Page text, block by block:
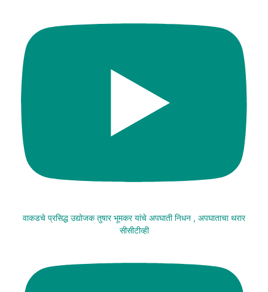
वाकडचे प्रसिद्ध उद्योजक तुषार भूमकर यांचे अपघाती निधन , अपघाताचा थरार
सीसीटीव्ही